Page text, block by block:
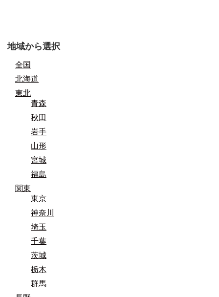
地域から選択
全国
北海道
東北
青森
秋田
岩手
山形
宮城
福島
関東
東京
神奈川
埼玉
千葉
茨城
栃木
群馬